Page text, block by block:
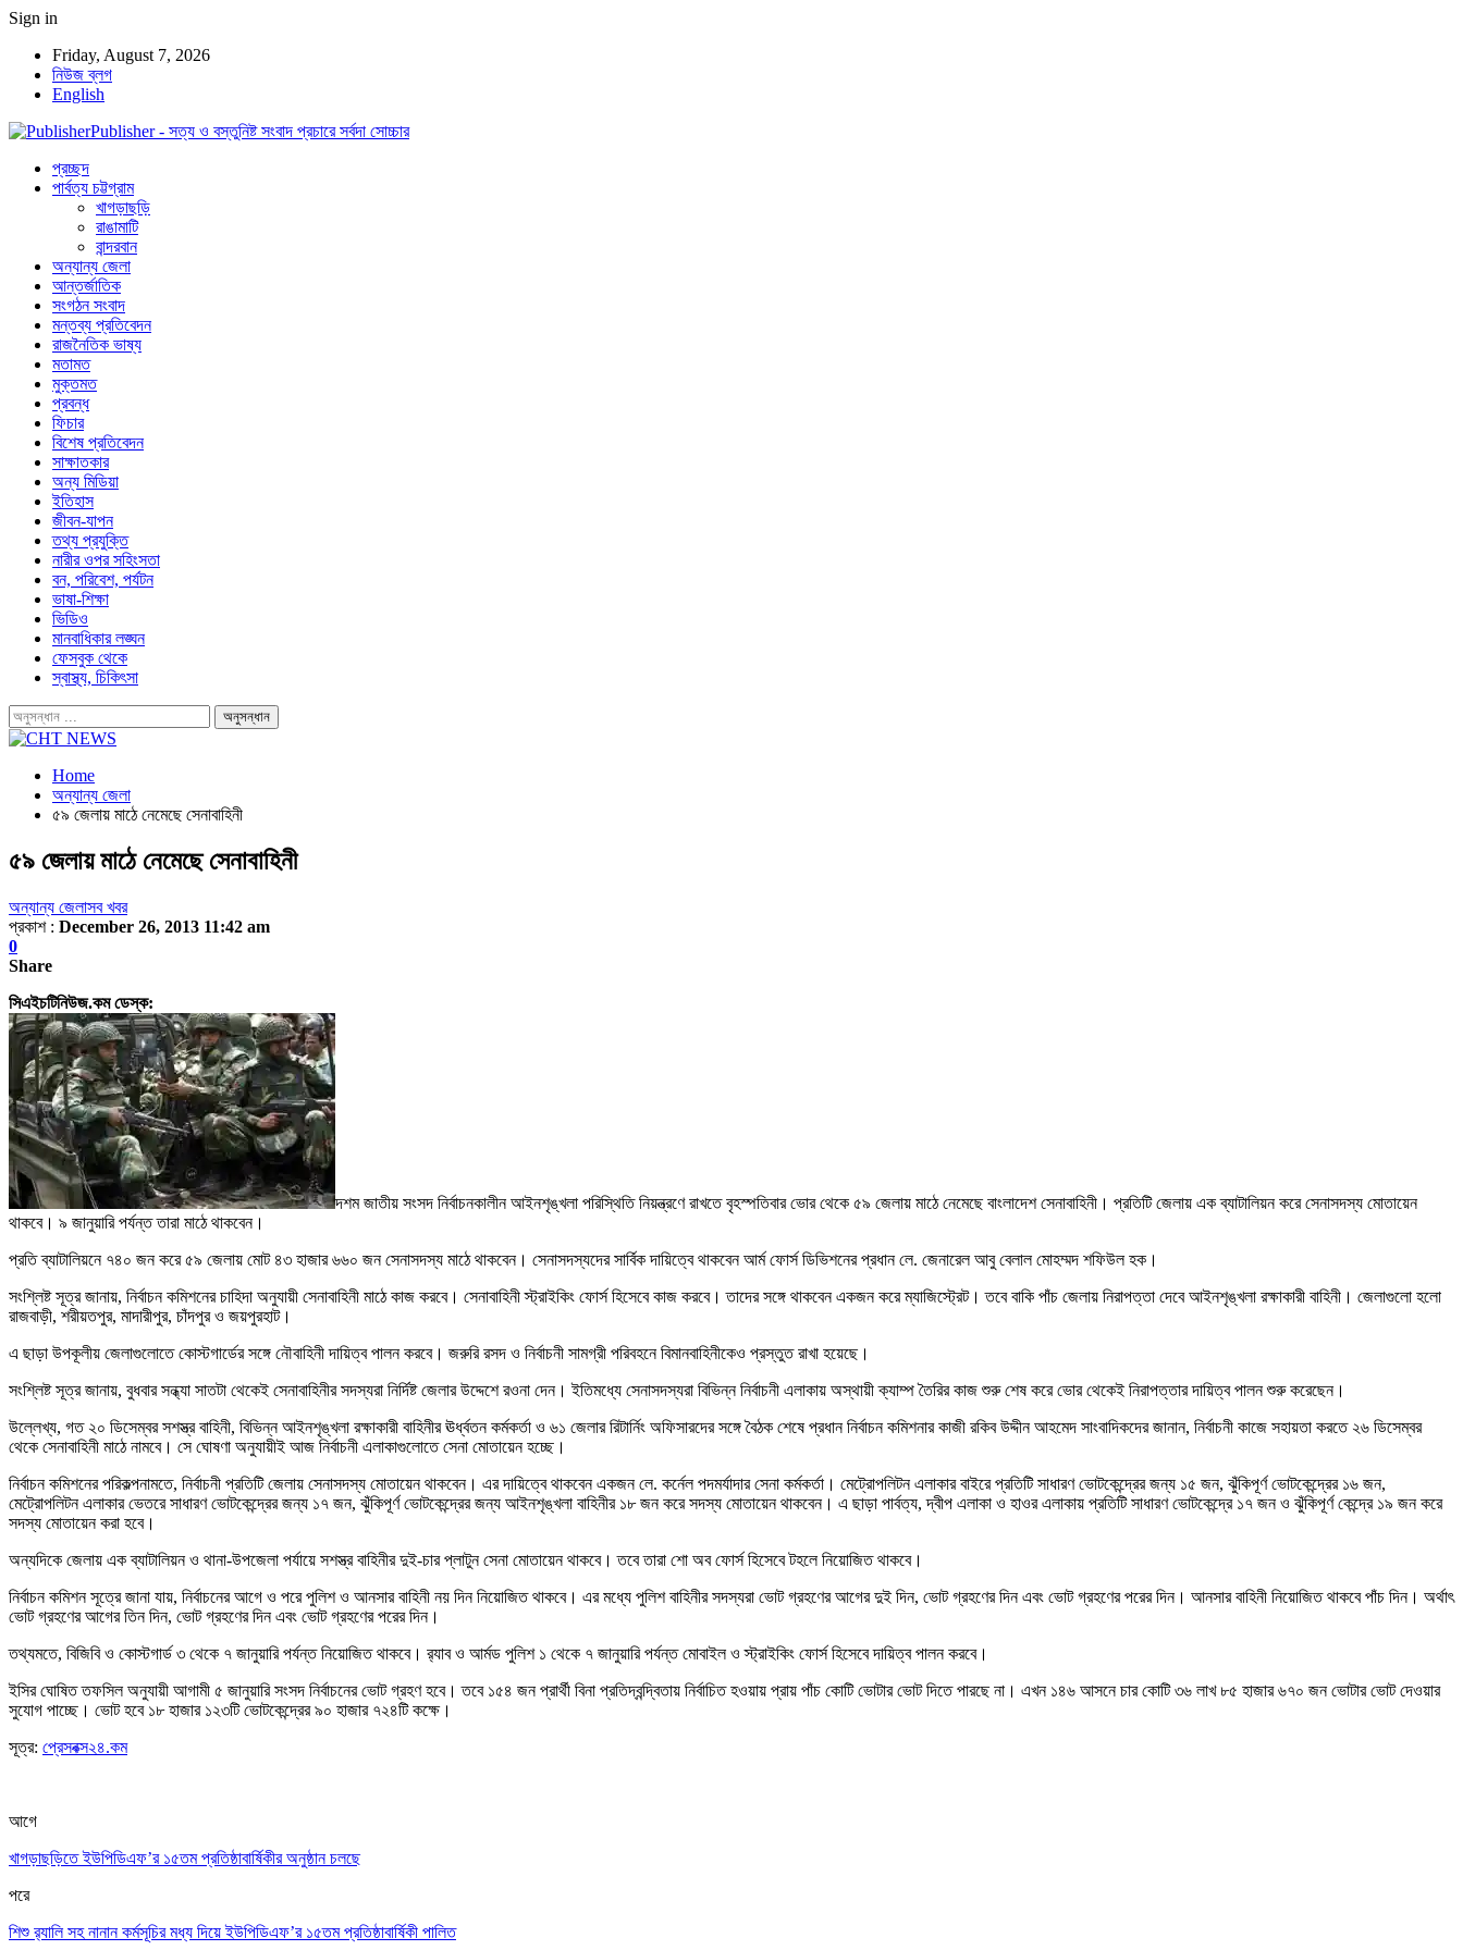
Sign in
Friday, August 7, 2026
নিউজ ব্লগ
English
Publisher - সত্য ও বস্তুনিষ্ট সংবাদ প্রচারে সর্বদা সোচ্চার
প্রচ্ছদ
পার্বত্য চট্টগ্রাম
খাগড়াছড়ি
রাঙামাটি
বান্দরবান
অন্যান্য জেলা
আন্তর্জাতিক
সংগঠন সংবাদ
মন্তব্য প্রতিবেদন
রাজনৈতিক ভাষ্য
মতামত
মুক্তমত
প্রবন্ধ
ফিচার
বিশেষ প্রতিবেদন
সাক্ষাতকার
অন্য মিডিয়া
ইতিহাস
জীবন-যাপন
তথ্য প্রযুক্তি
নারীর ওপর সহিংসতা
বন, পরিবেশ, পর্যটন
ভাষা-শিক্ষা
ভিডিও
মানবাধিকার লঙ্ঘন
ফেসবুক থেকে
স্বাস্থ্য, চিকিৎসা
Home
অন্যান্য জেলা
৫৯ জেলায় মাঠে নেমেছে সেনাবাহিনী
৫৯ জেলায় মাঠে নেমেছে সেনাবাহিনী
অন্যান্য জেলাসব খবর
প্রকাশ : December 26, 2013 11:42 am
0
Share
সিএইচটিনিউজ.কম ডেস্ক:
দশম জাতীয় সংসদ নির্বাচনকালীন আইনশৃঙ্খলা পরিস্থিতি নিয়ন্ত্রণে রাখতে বৃহস্পতিবার ভোর থেকে ৫৯ জেলায় মাঠে নেমেছে বাংলাদেশ সেনাবাহিনী। প্রতিটি জেলায় এক ব্যাটালিয়ন করে সেনাসদস্য মোতায়েন
থাকবে। ৯ জানুয়ারি পর্যন্ত তারা মাঠে থাকবেন।
প্রতি ব্যাটালিয়নে ৭৪০ জন করে ৫৯ জেলায় মোট ৪৩ হাজার ৬৬০ জন সেনাসদস্য মাঠে থাকবেন। সেনাসদস্যদের সার্বিক দায়িত্বে থাকবেন আর্ম ফোর্স ডিভিশনের প্রধান লে. জেনারেল আবু বেলাল মোহম্মদ শফিউল হক।
সংশ্লিষ্ট সূত্র জানায়, নির্বাচন কমিশনের চাহিদা অনুযায়ী সেনাবাহিনী মাঠে কাজ করবে। সেনাবাহিনী স্ট্রাইকিং ফোর্স হিসেবে কাজ করবে। তাদের সঙ্গে থাকবেন একজন করে ম্যাজিস্ট্রেট। তবে বাকি পাঁচ জেলায় নিরাপত্তা দেবে আইনশৃঙ্খলা রক্ষাকারী বাহিনী। জেলাগুলো হলো
রাজবাড়ী, শরীয়তপুর, মাদারীপুর, চাঁদপুর ও জয়পুরহাট।
এ ছাড়া উপকূলীয় জেলাগুলোতে কোস্টগার্ডের সঙ্গে নৌবাহিনী দায়িত্ব পালন করবে। জরুরি রসদ ও নির্বাচনী সামগ্রী পরিবহনে বিমানবাহিনীকেও প্রস্তুত রাখা হয়েছে।
সংশ্লিষ্ট সূত্র জানায়, বুধবার সন্ধ্যা সাতটা থেকেই সেনাবাহিনীর সদস্যরা নির্দিষ্ট জেলার উদ্দেশে রওনা দেন। ইতিমধ্যে সেনাসদস্যরা বিভিন্ন নির্বাচনী এলাকায় অস্থায়ী ক্যাম্প তৈরির কাজ শুরু শেষ করে ভোর থেকেই নিরাপত্তার দায়িত্ব পালন শুরু করেছেন।
উল্লেখ্য, গত ২০ ডিসেম্বর সশস্ত্র বাহিনী, বিভিন্ন আইনশৃঙ্খলা রক্ষাকারী বাহিনীর ঊর্ধ্বতন কর্মকর্তা ও ৬১ জেলার রিটার্নিং অফিসারদের সঙ্গে বৈঠক শেষে প্রধান নির্বাচন কমিশনার কাজী রকিব উদ্দীন আহমেদ সাংবাদিকদের জানান, নির্বাচনী কাজে সহায়তা করতে ২৬ ডিসেম্বর
থেকে সেনাবাহিনী মাঠে নামবে। সে ঘোষণা অনুযায়ীই আজ নির্বাচনী এলাকাগুলোতে সেনা মোতায়েন হচ্ছে।
নির্বাচন কমিশনের পরিকল্পনামতে, নির্বাচনী প্রতিটি জেলায় সেনাসদস্য মোতায়েন থাকবেন। এর দায়িত্বে থাকবেন একজন লে. কর্নেল পদমর্যাদার সেনা কর্মকর্তা। মেট্রোপলিটন এলাকার বাইরে প্রতিটি সাধারণ ভোটকেন্দ্রের জন্য ১৫ জন, ঝুঁকিপূর্ণ ভোটকেন্দ্রের ১৬ জন,
মেট্রোপলিটন এলাকার ভেতরে সাধারণ ভোটকেন্দ্রের জন্য ১৭ জন, ঝুঁকিপূর্ণ ভোটকেন্দ্রের জন্য আইনশৃঙ্খলা বাহিনীর ১৮ জন করে সদস্য মোতায়েন থাকবেন। এ ছাড়া পার্বত্য, দ্বীপ এলাকা ও হাওর এলাকায় প্রতিটি সাধারণ ভোটকেন্দ্রে ১৭ জন ও ঝুঁকিপূর্ণ কেন্দ্রে ১৯ জন করে
সদস্য মোতায়েন করা হবে।
অন্যদিকে জেলায় এক ব্যাটালিয়ন ও থানা-উপজেলা পর্যায়ে সশস্ত্র বাহিনীর দুই-চার প্লাটুন সেনা মোতায়েন থাকবে। তবে তারা শো অব ফোর্স হিসেবে টহলে নিয়োজিত থাকবে।
নির্বাচন কমিশন সূত্রে জানা যায়, নির্বাচনের আগে ও পরে পুলিশ ও আনসার বাহিনী নয় দিন নিয়োজিত থাকবে। এর মধ্যে পুলিশ বাহিনীর সদস্যরা ভোট গ্রহণের আগের দুই দিন, ভোট গ্রহণের দিন এবং ভোট গ্রহণের পরের দিন। আনসার বাহিনী নিয়োজিত থাকবে পাঁচ দিন। অর্থাৎ
ভোট গ্রহণের আগের তিন দিন, ভোট গ্রহণের দিন এবং ভোট গ্রহণের পরের দিন।
তথ্যমতে, বিজিবি ও কোস্টগার্ড ৩ থেকে ৭ জানুয়ারি পর্যন্ত নিয়োজিত থাকবে। র‍্যাব ও আর্মড পুলিশ ১ থেকে ৭ জানুয়ারি পর্যন্ত মোবাইল ও স্ট্রাইকিং ফোর্স হিসেবে দায়িত্ব পালন করবে।
ইসির ঘোষিত তফসিল অনুযায়ী আগামী ৫ জানুয়ারি সংসদ নির্বাচনের ভোট গ্রহণ হবে। তবে ১৫৪ জন প্রার্থী বিনা প্রতিদ্বন্দ্বিতায় নির্বাচিত হওয়ায় প্রায় পাঁচ কোটি ভোটার ভোট দিতে পারছে না। এখন ১৪৬ আসনে চার কোটি ৩৬ লাখ ৮৫ হাজার ৬৭০ জন ভোটার ভোট দেওয়ার
সুযোগ পাচ্ছে। ভোট হবে ১৮ হাজার ১২৩টি ভোটকেন্দ্রের ৯০ হাজার ৭২৪টি কক্ষে।
সূত্র: প্রেসবক্স২৪.কম
আগে
খাগড়াছড়িতে ইউপিডিএফ’র ১৫তম প্রতিষ্ঠাবার্ষিকীর অনুষ্ঠান চলছে
পরে
শিশু র‌্যালি সহ নানান কর্মসূচির মধ্য দিয়ে ইউপিডিএফ’র ১৫তম প্রতিষ্ঠাবার্ষিকী পালিত